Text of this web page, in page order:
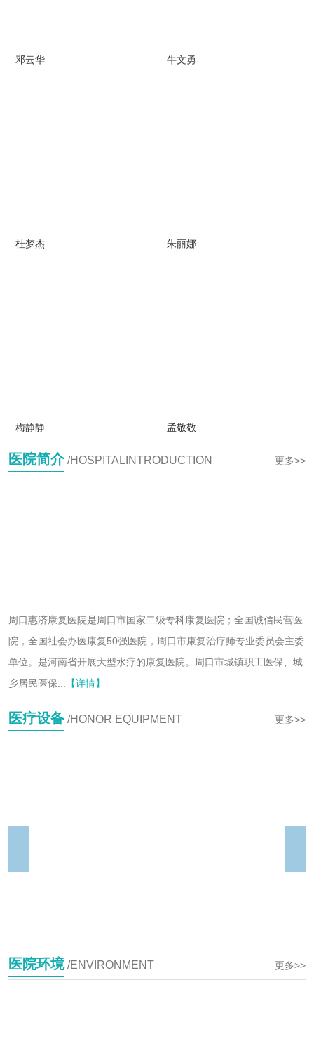
邓云华 牛文勇
杜梦杰 朱丽娜
梅静静 孟敬敬
医院简介/HOSPITALINTRODUCTION 更多>>
周口惠济康复医院是周口市国家二级专科康复医院；全国诚信民营医
院，全国社会办医康复50强医院，周口市康复治疗师专业委员会主委
单位。是河南省开展大型水疗的康复医院。周口市城镇职工医保、城
乡居民医保...
【详情】
医疗设备 /HONOR EQUIPMENT 更多>>
医院环境/ENVIRONMENT 更多>>